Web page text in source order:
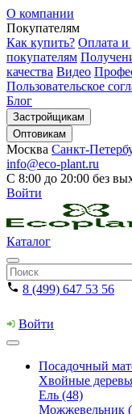
О компании
Покупателям
Как купить? Оплата и
покупателям
качества Видео
Пользовательское
Блог
Застройщикам
Оптовикам
Москва Санкт-
info@eco-plant.ru
С 8:00 до 20:00 без
Войти
Каталог
8 (499) 647 53 56
Войти
Посадочный
Хвойные
Ель (48)
Можжевельник